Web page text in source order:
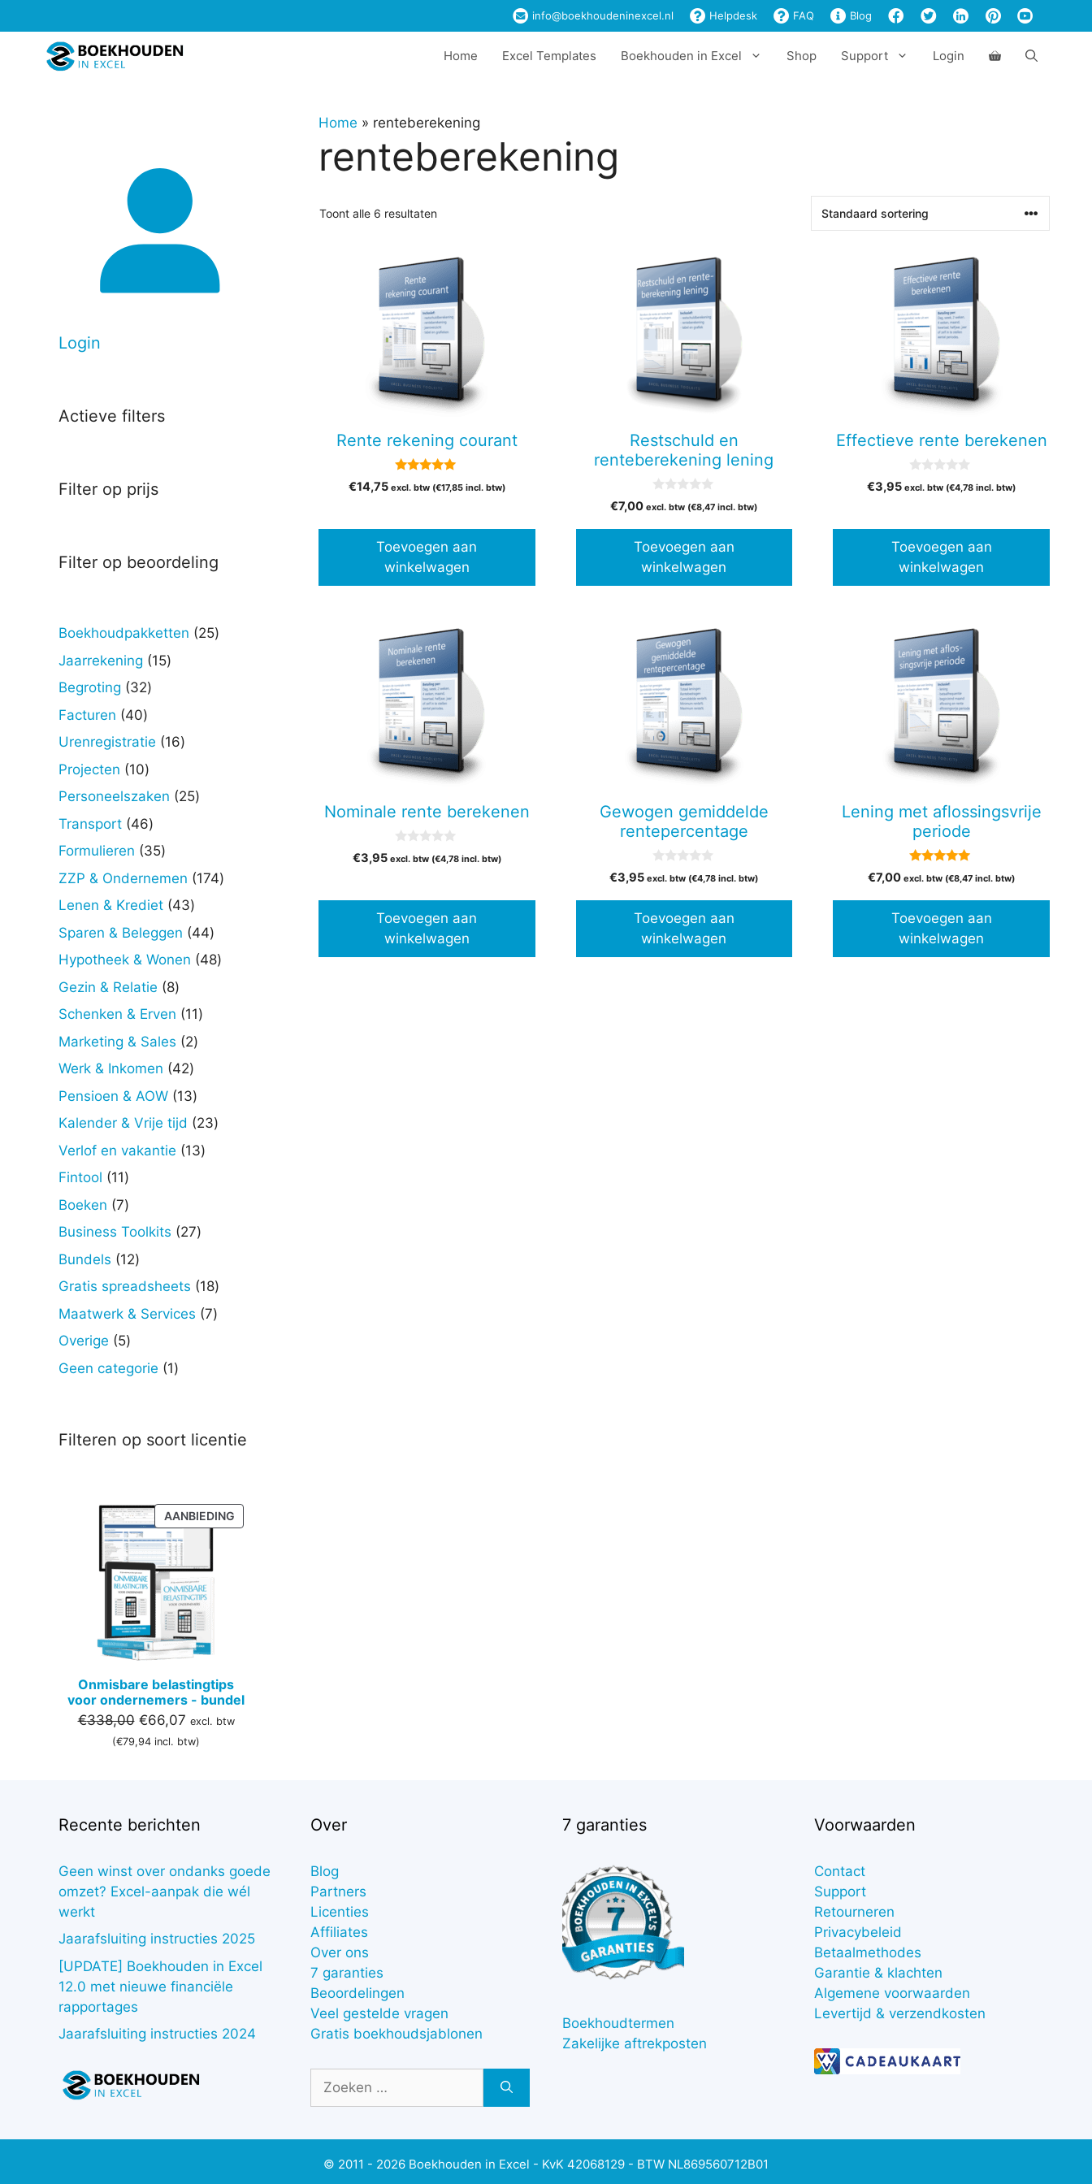
naar
info@boekhoudeninexcel.nl Helpdesk FAQ Blog
Home Excel Templates Boekhouden in Excel Shop Support Login
Home » renteberekening
renteberekening
Toont alle 6 resultaten
Rente rekening courant
5.00
van 5
€14,75 excl. btw (€17,85incl. btw)
Toevoegen aan
winkelwagen
Restschuld en
renteberekening lening
v
5
€7,00 excl. btw (€8,47 incl. btw)
Toevoegen aan
winkelwagen
Effectieve rente berekenen
v
5
€3,95 excl. btw (€4,78 incl. btw)
Toevoegen aan
winkelwagen
Nominale rente berekenen
v
5
€3,95 excl. btw (€4,78incl. btw)
Toevoegen aan
winkelwagen
Gewogen gemiddelde
rentepercentage
v
5
€3,95 excl. btw (€4,78 incl. btw)
Toevoegen aan
winkelwagen
Lening met aflossingsvrije
periode
van 5
€7,00 excl. btw (€8,47 incl. btw)
Toevoegen aan
winkelwagen
Login
Actieve filters
Filter op prijs
Filter op beoordeling
Boekhoudpakketten 2525
Jaarrekening 1515
Begroting 3232
Facturen 4040
producten
Urenregistratie 1616
Projecten 1010
producten
Personeelszaken 2525
Transport 4646
producten
Formulieren 3535
producten
ZZP & Ondernemen 174174
Lenen & Krediet 4343
producten
Sparen & Beleggen 4444
producten
Hypotheek & Wonen 4848
Gezin & Relatie 88
producten
Schenken & Erven 1111
Marketing & Sales 22
Werk & Inkomen 4242
producten
Pensioen & AOW 1313
producten
Kalender & Vrije tijd 2323
Verlof en vakantie 1313
Fintool 1111
producten
Boeken 77
producten
Business Toolkits 2727
Bundels 1212
producten
Gratis spreadsheets 1818
producten
Maatwerk & Services 77
Overige 55
producten
Geen categorie 11
Filteren op soort licentie
AANBIEDINGPRODUCT
IN
Onmisbare belastingtips
voor ondernemers - bundel
€338,00 Oorspronkelijke
prijs
€66,07Huidige
prijs
excl. btw
(€79,94 incl. btw)
Recente berichten
Geen winst over ondanks goede
omzet? Excel-aanpak die wél
werkt
Jaarafsluiting instructies 2025
[UPDATE] Boekhouden in Excel
12.0 met nieuwe financiële
rapportages
Jaarafsluiting instructies 2024
Over
Blog
Partners
Licenties
Affiliates
Over ons
7 garanties
Beoordelingen
Veel gestelde vragen
Gratis boekhoudsjablonen
naar:
7 garanties
Boekhoudtermen
Zakelijke aftrekposten
Voorwaarden
Contact
Support
Retourneren
Privacybeleid
Betaalmethodes
Garantie & klachten
Algemene voorwaarden
Levertijd & verzendkosten
© 2011 - 2026 Boekhouden in Excel - KvK 42068129 - BTW NL869560712B01